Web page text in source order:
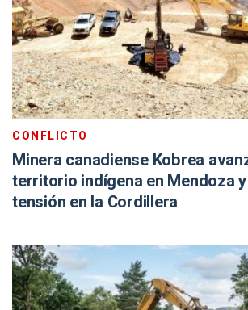
CONFLICTO
Minera canadiense Kobrea
territorio indígena en Mendoza
tensión en la Cordillera